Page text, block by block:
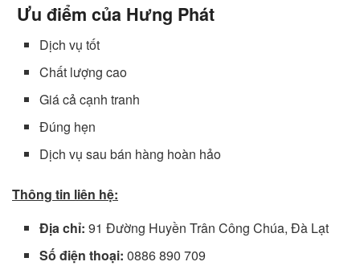
Ưu điểm của Hưng Phát
Dịch vụ tốt
Chất lượng cao
Giá cả cạnh tranh
Đúng hẹn
Dịch vụ sau bán hàng hoàn hảo
Thông tin liên hệ:
Địa chỉ:91 Đường Huyền Trân Công Chúa, Đà Lạt
Số điện thoại:0886 890 709